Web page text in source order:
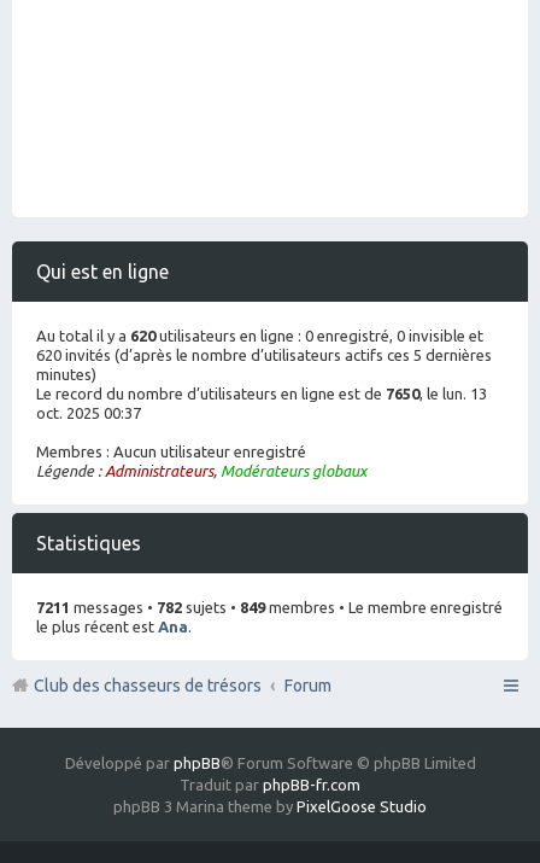
Qui est en ligne
Au total il y a 620utilisateurs en ligne : 0 enregistré, 0 invisible et
620 invités (d’après le nombre d’utilisateurs actifs ces 5 dernières
minutes)
Le record du nombre d’utilisateurs en ligne est de 7650, le lun. 13
oct. 2025 00:37
Membres : Aucun utilisateur enregistré
Légende : Administrateurs, Modérateurs globaux
Statistiques
7211 messages • 782 sujets • 849membres • Le membre enregistré
le plus récent est Ana
Club des chasseurs de trésors Forum
Développé par phpBB® Forum Software © phpBB Limited
Traduit par phpBB-fr.com
phpBB 3 Marina theme by PixelGoose Studio